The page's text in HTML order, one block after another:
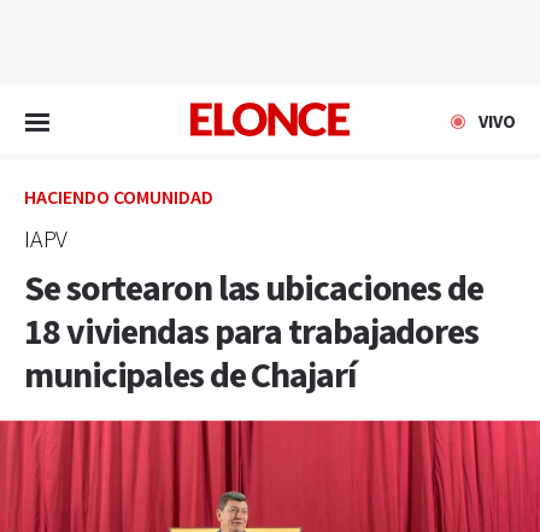
VIVO
HACIENDO COMUNIDAD
IAPV
Se sortearon las ubicaciones de
18 viviendas para trabajadores
municipales de Chajarí